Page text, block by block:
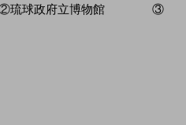
琉球政府立博物館 ③